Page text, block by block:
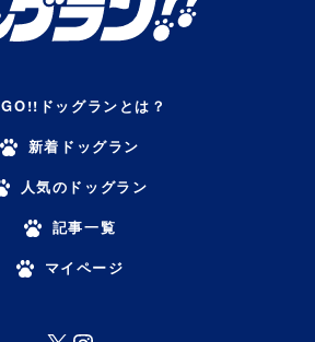
GO!!ドッグランとは？
新着ドッグラン
人気のドッグラン
記事一覧
マイページ